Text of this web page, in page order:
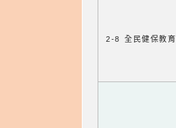
2-8 全民健保教育